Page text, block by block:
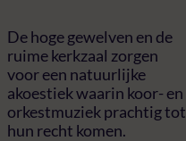
De hoge gewelven en de
ruime kerkzaal zorgen
voor een natuurlijke
akoestiek waarin koor- en
orkestmuziek prachtig tot
hun recht komen.